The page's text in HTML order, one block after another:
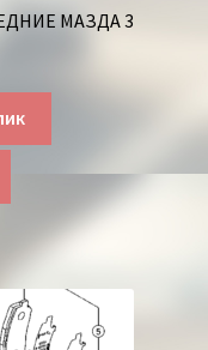
МАЗДА 3